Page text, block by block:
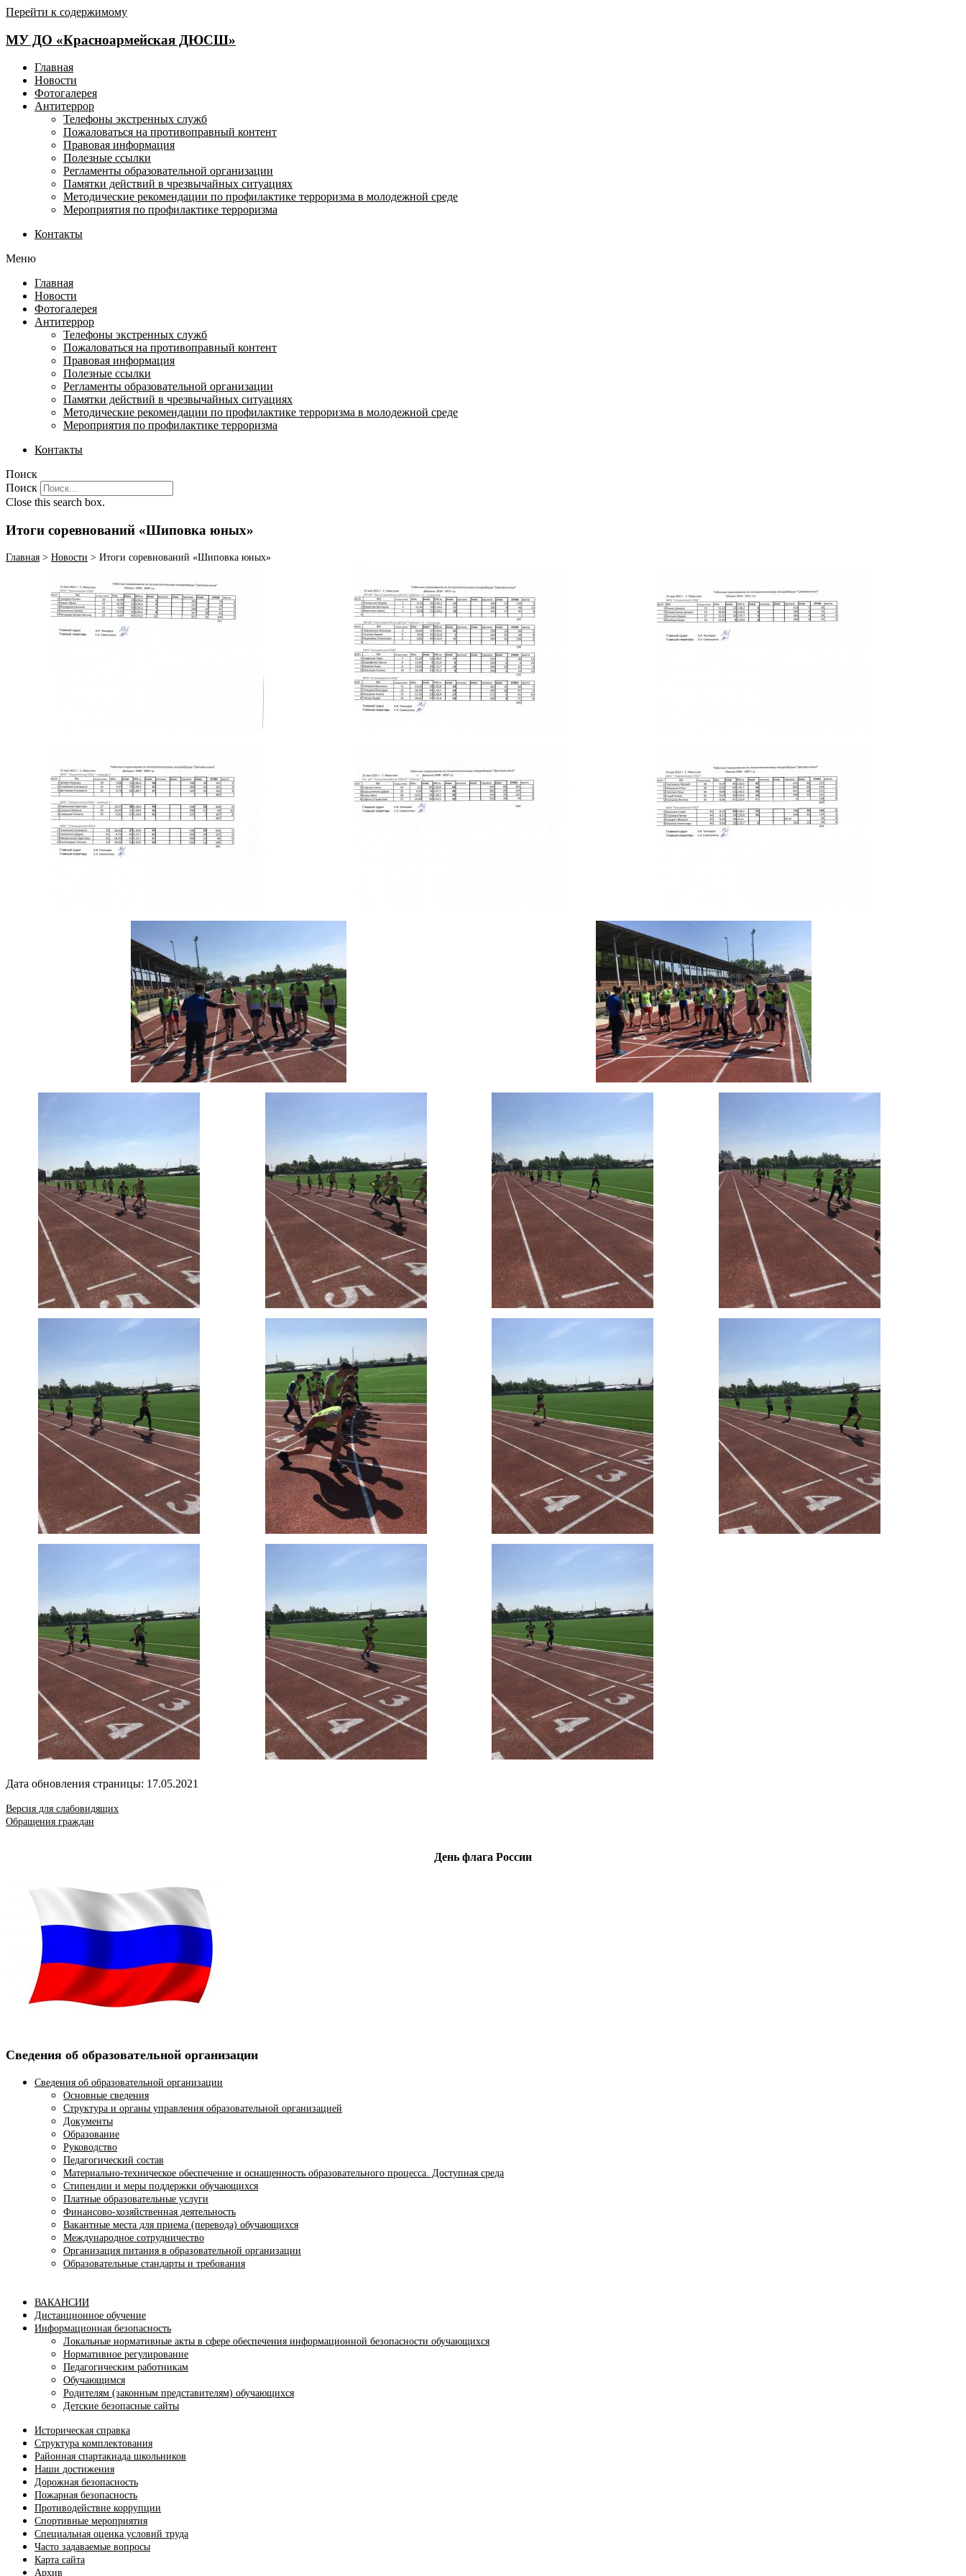
Перейти к содержимому
МУ ДО «Красноармейская ДЮСШ»
Главная
Новости
Фотогалерея
Антитеррор
Телефоны экстренных служб
Пожаловаться на противоправный контент
Правовая информация
Полезные ссылки
Регламенты образовательной организации
Памятки действий в чрезвычайных ситуациях
Методические рекомендации по профилактике терроризма в молодежной среде
Мероприятия по профилактике терроризма
Контакты
Меню
Главная
Новости
Фотогалерея
Антитеррор
Телефоны экстренных служб
Пожаловаться на противоправный контент
Правовая информация
Полезные ссылки
Регламенты образовательной организации
Памятки действий в чрезвычайных ситуациях
Методические рекомендации по профилактике терроризма в молодежной среде
Мероприятия по профилактике терроризма
Контакты
Поиск
Поиск
Close this search box.
Итоги соревнований «Шиповка юных»
Главная > Новости > Итоги соревнований «Шиповка юных»
Дата обновления страницы: 17.05.2021
Версия для слабовидящих
Обращения граждан
День флага России
Сведения об образовательной организации
Сведения об образовательной организации
Основные сведения
Структура и органы управления образовательной организацией
Документы
Образование
Руководство
Педагогический состав
Материально-техническое обеспечение и оснащенность образовательного процесса. Доступная среда
Стипендии и меры поддержки обучающихся
Платные образовательные услуги
Финансово-хозяйственная деятельность
Вакантные места для приема (перевода) обучающихся
Международное сотрудничество
Организация питания в образовательной организации
Образовательные стандарты и требования
ВАКАНСИИ
Дистанционное обучение
Информационная безопасность
Локальные нормативные акты в сфере обеспечения информационной безопасности обучающихся
Нормативное регулирование
Педагогическим работникам
Обучающимся
Родителям (законным представителям) обучающихся
Детские безопасные сайты
Историческая справка
Структура комплектования
Районная спартакиада школьников
Наши достижения
Дорожная безопасность
Пожарная безопасность
Противодействие коррупции
Спортивные мероприятия
Cпециальная оценка условий труда
Часто задаваемые вопросы
Карта сайта
Архив